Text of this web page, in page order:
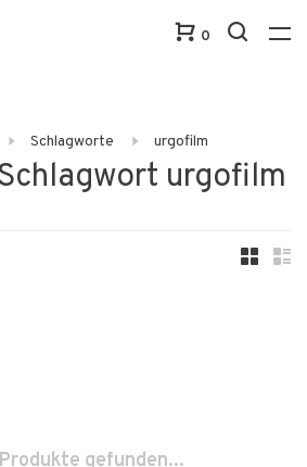
0
Schlagworte urgofilm
urgofilm
gefunden...